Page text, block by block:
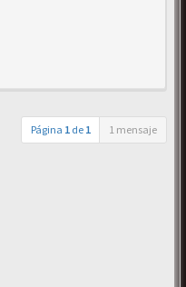
Página 1 de 1 1 mensaje